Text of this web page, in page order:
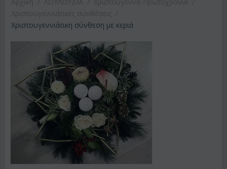
Χριστουγεννιάτικη σύνθεση με κεριά